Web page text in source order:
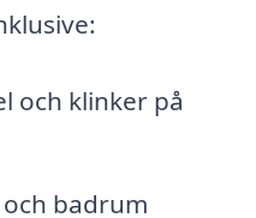
och klinker på
badrum